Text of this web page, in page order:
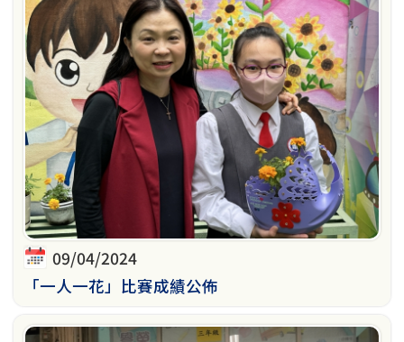
09/04/2024
「一人一花」比賽成績公佈